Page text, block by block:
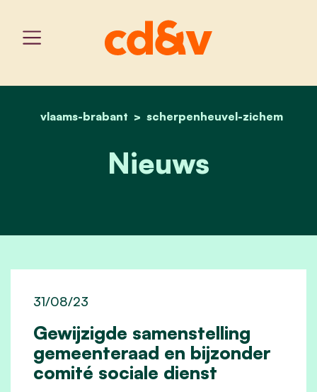
home
vlaams-brabant scherpenheuvel-zichem
nieuws
Nieuws
Gewijzigde samenstelling
gemeenteraad en bijzonder
comité sociale dienst
31/08/23